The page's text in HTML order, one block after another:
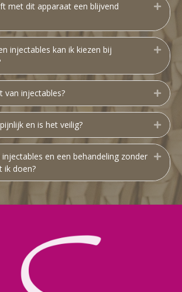
met dit apparaat een blijvend
injectables kan ik kiezen bij
van injectables?
en is het veilig?
en een behandeling zonder
ik doen?